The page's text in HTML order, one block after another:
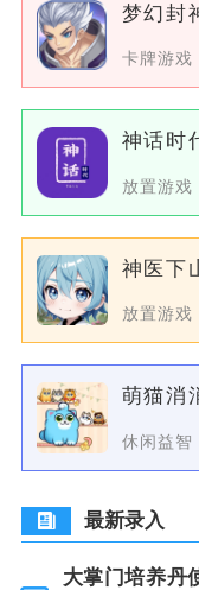
梦幻封
卡牌游戏
神话时
放置游戏
神医下
放置游戏
萌猫消
休闲益智
最新录入
大掌门培养丹